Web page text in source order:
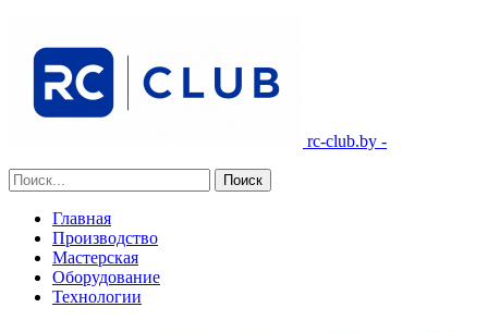
rc-club.by -
Главная
Производство
Мастерская
Оборудование
Технологии